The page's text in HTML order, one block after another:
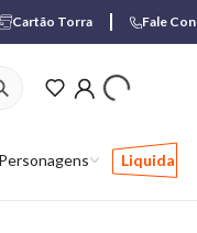
Cartão Torra Fale
Personagens Liquida
ver produtos